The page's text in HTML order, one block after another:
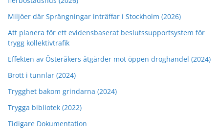
Miljöer där Sprängningar inträffar i Stockholm (2026)
Att planera för ett evidensbaserat beslutssupportsystem för
trygg kollektivtrafik
Effekten av Österåkers åtgärder mot öppen droghandel (2024)
Brott i tunnlar (2024)
Trygghet bakom grindarna (2024)
Trygga bibliotek (2022)
Tidigare Dokumentation